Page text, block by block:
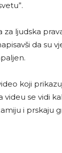
za ljudska
da su
koji
videu se vidi
i prskaju